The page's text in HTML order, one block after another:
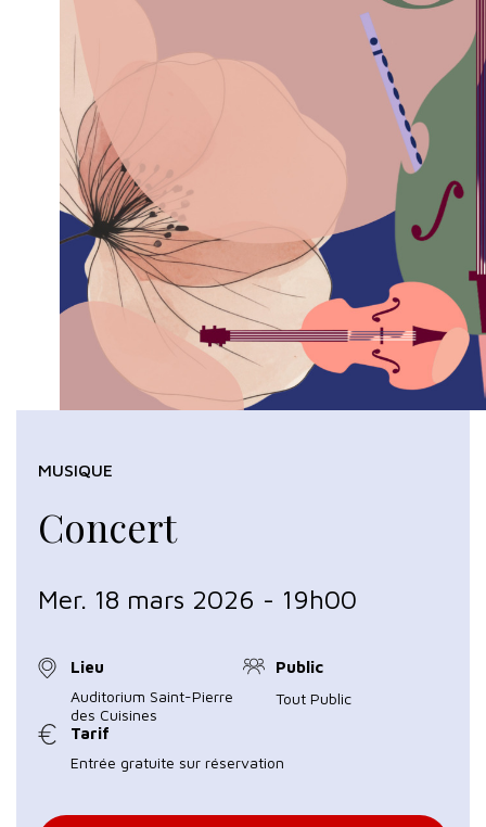
Concert
MUSIQUE
Mer. 18 mars 2026 - 19h00
Lieu
Auditorium Saint-Pierre
des Cuisines
Public
Tout Public
Tarif
Entrée gratuite sur réservation